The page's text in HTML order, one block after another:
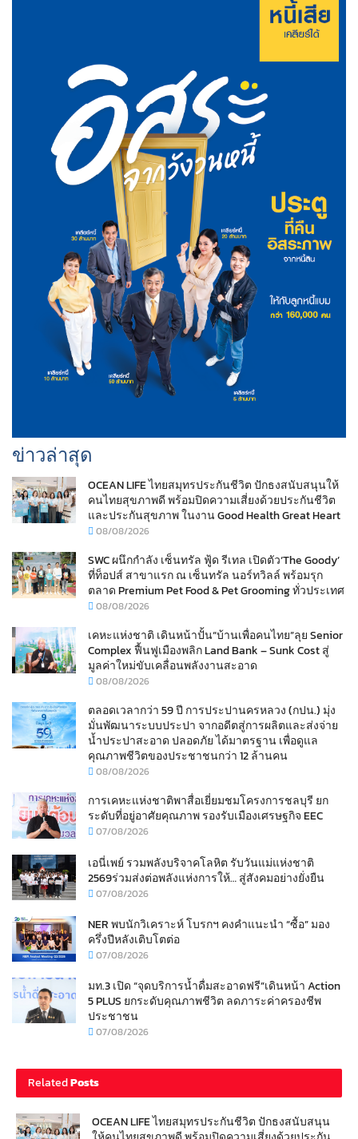
ข่าวล่าสุด
OCEAN LIFE ไทยสมุทรประกันชีวิต ปักธงสนับสนุนให้
คนไทยสุขภาพดี พร้อมปิดความเสี่ยงด้วยประกันชีวิต
และประกันสุขภาพ ในงาน Good Health Great Heart
08/08/2026
SWC ผนึกกำลัง เซ็นทรัล ฟู้ด รีเทล เปิดตัว‘The Goody’
ที่ท็อปส์ สาขาแรก ณ เซ็นทรัล นอร์ทวิลล์ พร้อมรุก
ตลาด Premium Pet Food & Pet Grooming ทั่วประเทศ
08/08/2026
เคหะแห่งชาติ เดินหน้าปั้น“บ้านเพื่อคนไทย”ลุย Senior
Complex ฟื้นฟูเมืองพลิก Land Bank – Sunk Cost สู่
มูลค่าใหม่ขับเคลื่อนพลังงานสะอาด
08/08/2026
ตลอดเวลากว่า 59 ปี การประปานครหลวง (กปน.) มุ่ง
มั่นพัฒนาระบบประปา จากอดีตสู่การผลิตและส่งจ่าย
น้ำประปาสะอาด ปลอดภัย ได้มาตรฐาน เพื่อดูแล
คุณภาพชีวิตของประชาชนกว่า 12 ล้านคน
08/08/2026
การเคหะแห่งชาติพาสื่อเยี่ยมชมโครงการชลบุรี ยก
ระดับที่อยู่อาศัยคุณภาพ รองรับเมืองเศรษฐกิจ EEC
07/08/2026
เอนี่เพย์ รวมพลังบริจาคโลหิต รับวันแม่แห่งชาติ
2569ร่วมส่งต่อพลังแห่งการให้… สู่สังคมอย่างยั่งยืน
07/08/2026
NER พบนักวิเคราะห์ โบรกฯ คงคำแนะนำ “ซื้อ” มอง
ครึ่งปีหลังเติบโตต่อ
07/08/2026
มท.3 เปิด “จุดบริการน้ำดื่มสะอาดฟรี”เดินหน้า Action
5 PLUS ยกระดับคุณภาพชีวิต ลดภาระค่าครองชีพ
ประชาชน
07/08/2026
RelatedPosts
OCEAN LIFE ไทยสมุทรประกันชีวิต ปักธงสนับสนุน